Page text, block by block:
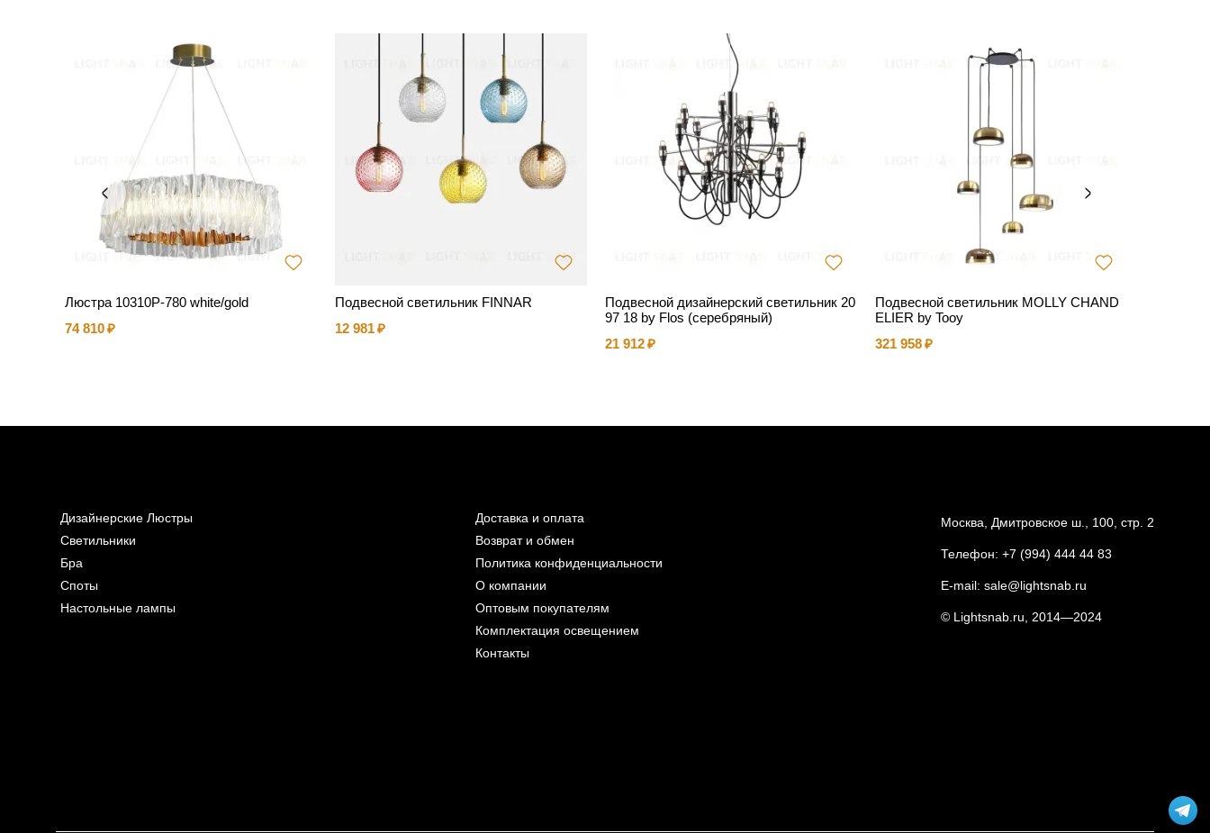
Люстра 10310P-780 white/gold
74 810
Подвесной светильник FINNAR
12 981
Подвесной дизайнерский светильник 20
97 18 by Flos (серебряный)
21 912
Подвесной светильник MOLLY CHAND
ELIER by Tooy
321 958
Дизайнерские Люстры
Светильники
Бра
Споты
Настольные лампы
Доставка и оплата
Возврат и обмен
Политика конфиденциальности
О компании
Оптовым покупателям
Комплектация освещением
Контакты
Москва, Дмитровское ш., 100, стр. 2
Телефон: +7 (994) 444 44 83
E-mail: sale@lightsnab.ru
© Lightsnab.ru, 2014—2024